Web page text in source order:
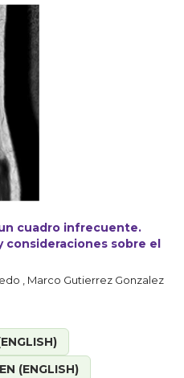
cuadro infrecuente.
consideraciones sobre el
, Marco Gutierrez Gonzalez
(ENGLISH)